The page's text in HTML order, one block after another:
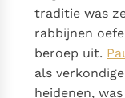
traditie was
rabbijnen
beroep uit.
als
heidenen,